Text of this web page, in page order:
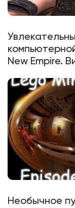
New Empire.
Необычное